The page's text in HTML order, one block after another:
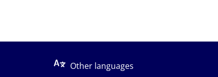
Other languages